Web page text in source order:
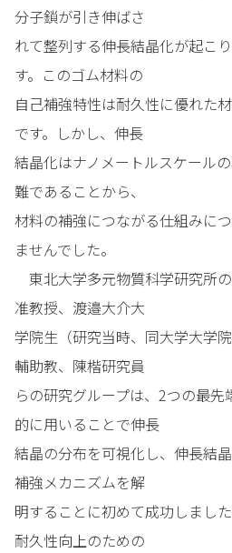
分子鎖が引き伸ばさ
れて整列する伸長結晶化が起こ
す。このゴム材料の
自己補強特性は耐久性に優れた
です。しかし、伸長
結晶化はナノメートルスケール
難であることから、
材料の補強につながる仕組みに
ませんでした。
東北大学多元物質科学研究所
准教授、渡邉大介大
学院生（研究当時、同大学大学
輔助教、陳楷研究員
らの研究グループは、2つの最
的に用いることで伸長
結晶の分布を可視化し、伸長結
補強メカニズムを解
明することに初めて成功しまし
耐久性向上のための